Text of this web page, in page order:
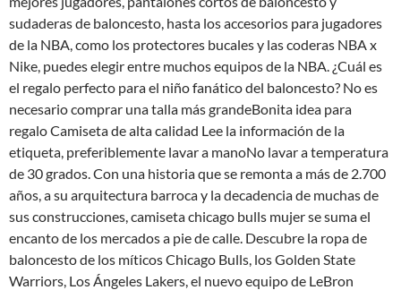
sudaderas de baloncesto, hasta los accesorios para jugadores
de la NBA, como los protectores bucales y las coderas NBA x
Nike, puedes elegir entre muchos equipos de la NBA. ¿Cuál es
el regalo perfecto para el niño fanático del baloncesto? No es
necesario comprar una talla más grandeBonita idea para
regalo Camiseta de alta calidad Lee la información de la
etiqueta, preferiblemente lavar a manoNo lavar a temperatura
de 30 grados. Con una historia que se remonta a más de 2.700
años, a su arquitectura barroca y la decadencia de muchas de
sus construcciones, camiseta chicago bulls mujer se suma el
encanto de los mercados a pie de calle. Descubre la ropa de
baloncesto de los míticos Chicago Bulls, los Golden State
Warriors, Los Ángeles Lakers, el nuevo equipo de LeBron